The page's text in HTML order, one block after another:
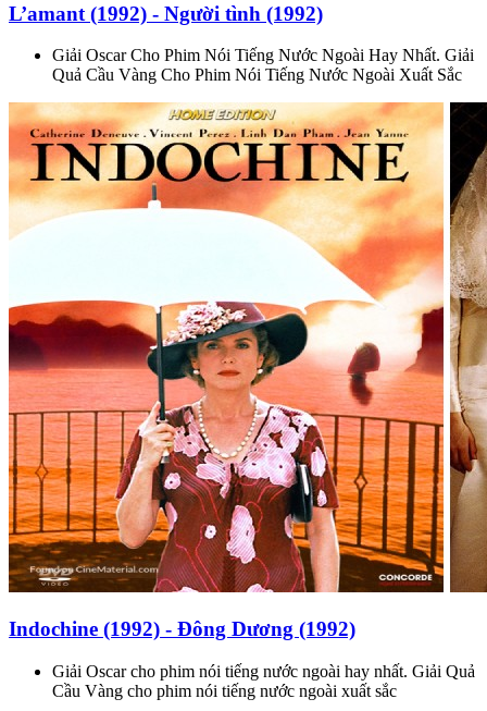
L’amant (1992) - Người tình (1992)
Giải Oscar Cho Phim Nói Tiếng Nước Ngoài Hay Nhất. Giải
Quả Cầu Vàng Cho Phim Nói Tiếng Nước Ngoài Xuất Sắc
Indochine (1992) - Đông Dương (1992)
Giải Oscar cho phim nói tiếng nước ngoài hay nhất. Giải Quả
Cầu Vàng cho phim nói tiếng nước ngoài xuất sắc